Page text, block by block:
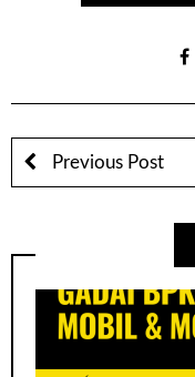
Previous Post